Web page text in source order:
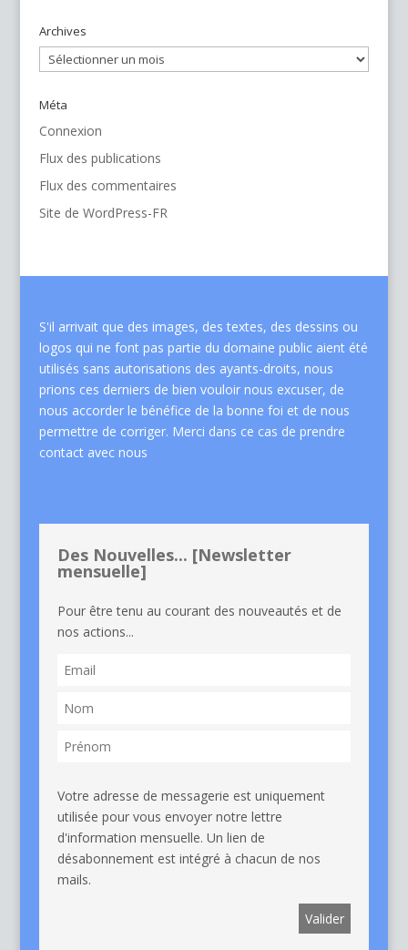
Archives
Archives
Méta
Connexion
Flux des publications
Flux des commentaires
Site de WordPress-FR
S'il arrivait que des images, des textes, des dessins ou
logos qui ne font pas partie du domaine public aient été
utilisés sans autorisations des ayants-droits, nous
prions ces derniers de bien vouloir nous excuser, de
nous accorder le bénéfice de la bonne foi et de nous
permettre de corriger. Merci dans ce cas de prendre
contact avec nous
Des Nouvelles... [Newsletter
mensuelle]
Pour être tenu au courant des nouveautés et de
nos actions...
Votre adresse de messagerie est uniquement
utilisée pour vous envoyer notre lettre
d'information mensuelle. Un lien de
désabonnement est intégré à chacun de nos
mails.